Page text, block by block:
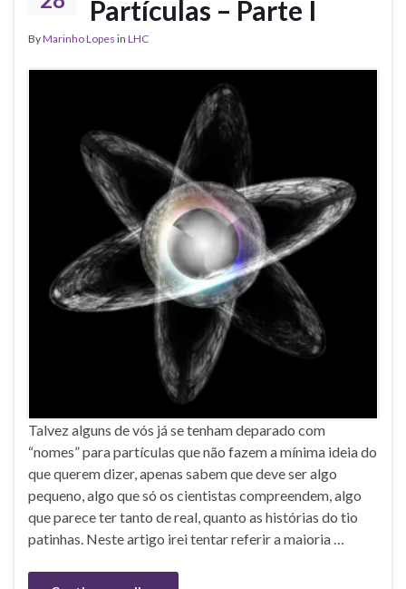
Partículas – Parte I
ByMarinho Lopes in LHC
Talvez alguns de vós já se tenham deparado com
“nomes” para partículas que não fazem a mínima ideia do
que querem dizer, apenas sabem que deve ser algo
pequeno, algo que só os cientistas compreendem, algo
que parece ter tanto de real, quanto as histórias do tio
patinhas. Neste artigo irei tentar referir a maioria …